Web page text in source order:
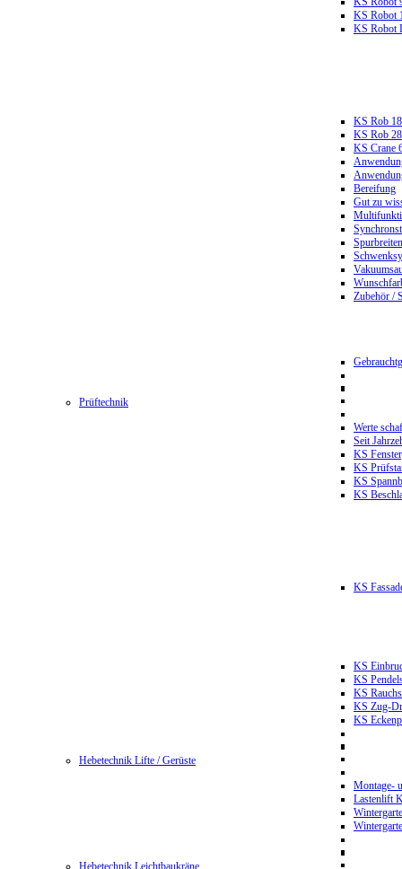
KS Robot
KS Robot
KS Rob
KS Rob
KS Crane
Bereifung
Gut zu
Zubehör /
Prüftechnik
Werte
Seit
KS
KS
KS
KS
KS
KS
KS
KS
KS Zug-
KS
Hebetechnik Lifte / Gerüste
Montage-
Lastenlift
Hebetechnik Leichtbaukräne